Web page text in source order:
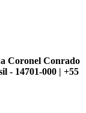
Coronel Conrado
- 14701-000 | +55